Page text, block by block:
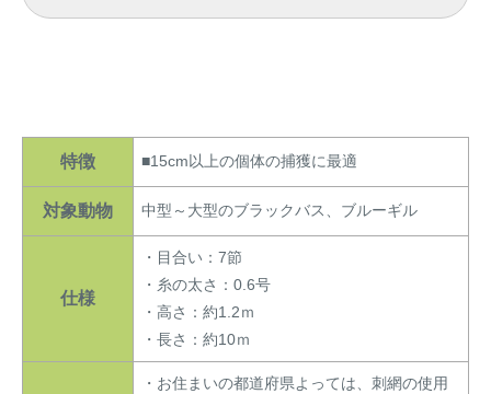
特徴 ■15cm以上の個体の捕獲に最適
対象動物 中型～大型のブラックバス、ブルーギル
仕様
・目合い：7節
・糸の太さ：0.6号
・高さ：約1.2ｍ
・長さ：約10ｍ
・お住まいの都道府県よっては、刺網の使用